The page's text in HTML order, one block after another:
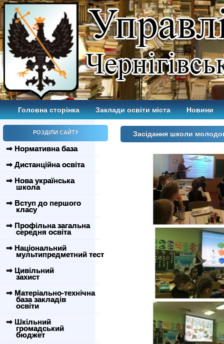
Головна сторінка Заклади освіти міста Новини
РОЗДІЛИ САЙТУ
⇒ Нормативна база
⇒ Дистанційна освіта
⇒ Нова українська
школа
⇒ Вступ до першого
класу
⇒ Профільна загальна
середня освіта
⇒ Національний
мультипредметний тест
⇒ Цивільний
захист
⇒ Матеріально-технічна
база закладів
освіти
⇒ Шкільний
громадський
бюджет
Засідання школи